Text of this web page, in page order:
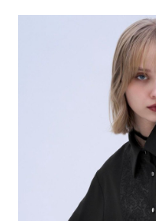
1.分期款項不併入電信帳單，「
2.透過簡訊連結打開帳單後，可
帳／街口支付／iPASS MONEY
1.本服務係由「台灣大哥大股份
用戶於交易時，得透過本服務
買賣價金債權讓與本公司後，依
2.基於同意付款使用「大哥付你
資料（包含姓名、電話或地址
由本公司與您本人進行分期帳單
3.完整用戶服務條款，請詳閱以
３．安心：先確認商品／服務後
【「AFTEE先享後付」結帳流程
１．於結帳方式選擇「AFTEE
結帳頁面，進行簡訊認證並確認
２．訂單成立數日內，您將收到
３．收到繳費通知簡訊後14天
ATM／網路銀行／等多元方式
※ 請注意：結帳手續完成當下
購買商品的店家。未經商家同
※ 交易是否成功請以「AFTEE
是否繳費成功／繳費後需取消
客戶支援中心」https://
每筆NT$80，滿NT$888(含
每筆NT$80，滿NT$888(含以
每筆NT$80，滿NT$1,500(含
每筆NT$80，滿NT$1,500(含
每筆NT$80，滿NT$1,500(含